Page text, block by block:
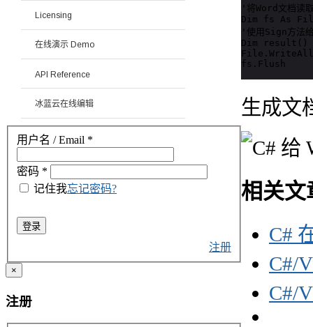
'将Word文档
Dim fs As
'使用Sign方法
Dim result()
fs.Flush
生成文
相关文
C#
C#/
C#/
Licensing
在线演示 Demo
API Reference
冰蓝云在线编辑
用户名 / Email *
密码 *
记住我忘记密码?
登录
注册
×
注册